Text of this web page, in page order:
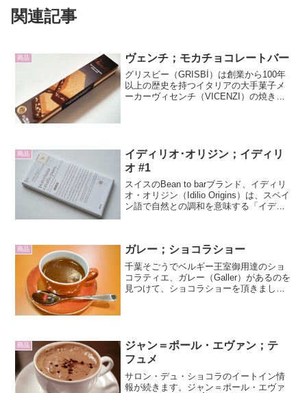
関連記事
商品 ヴェンチ；モカチョコレートバー
グリスビー（GRISBÌ）は創業から100年
以上の歴史を持つイタリアの大手菓子メ
ーカーヴィセンチ（VICENZI）の焼き菓
商品
イディリオ･オリジン；イディリ
オ #1
スイスのBean to barブランド、イディリ
オ・オリジン（Idilio Origins）は、スペイ
ン語で自然との調和を意味する「イディ
商品 ガレー；ショコラショー
千葉そごうでベルギー王室御用達のショ
コラティエ、ガレー（Galler）があるのを
見つけて、ショコラショーを頂きまし
商品
ジャン＝ポール・エヴァン；テ
フュメ
サロン・デュ・ショコラのイートイン情
報が続きます。ジャン＝ポール・エヴァ